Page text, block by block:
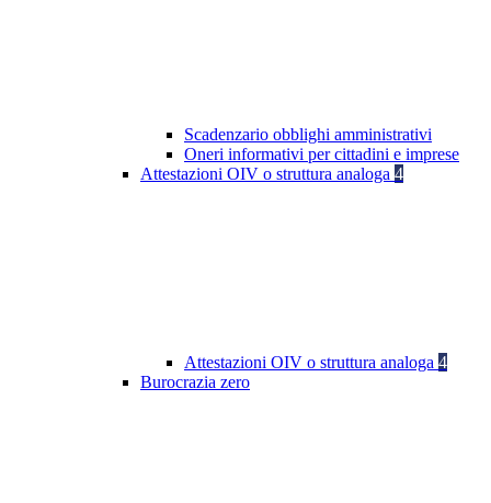
Scadenzario obblighi amministrativi
Oneri informativi per cittadini e imprese
Attestazioni OIV o struttura analoga 4
Attestazioni OIV o struttura analoga 4
Burocrazia zero